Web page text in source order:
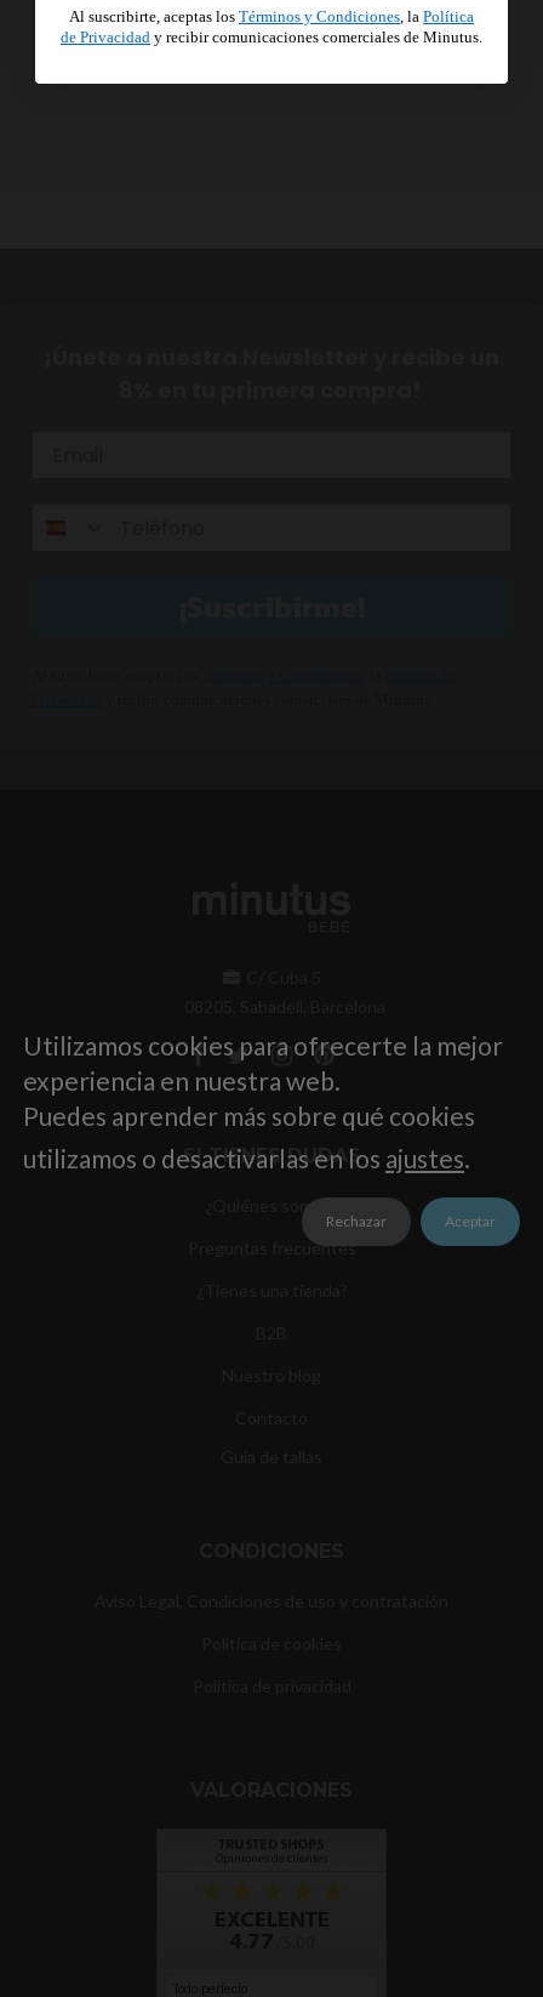
SI TIENES DUDAS
¿Quiénes somos?
Preguntas frecuentes
Utilizamos cookies para ofrecerte la mejor
experiencia en nuestra web.
Puedes aprender más sobre qué cookies
utilizamos o desactivarlas en los ajustes.
Aceptar
Rechazar
Al suscribirte, aceptas los Términos y Condiciones, la Política
de Privacidad y recibir comunicaciones comerciales de Minutus.